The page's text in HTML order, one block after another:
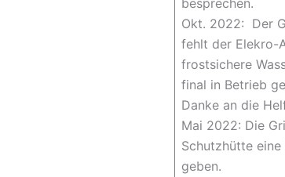
Okt. 2022: Der
fehlt der Elekro-
frostsichere
final in Betrieb
Danke an die
Mai 2022: Die
Schutzhütte
geben.